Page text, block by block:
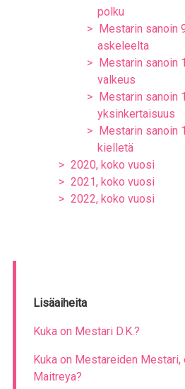
polku
Mestarin sanoin
askeleelta
Mestarin sanoin
valkeus
Mestarin sanoin
yksinkertaisuus
Mestarin sanoin
kielletä
2020, koko vuosi
2021, koko vuosi
2022, koko vuosi
Lisäaiheita
Kuka on Mestari D.K.?
Kuka on Mestareiden
Maitreya?